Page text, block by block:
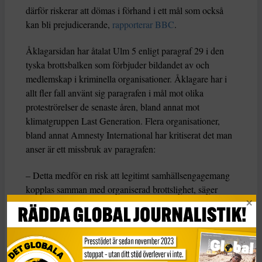
därför riskerar att dömas i förhand i ett mål som också
kan bli prejudicerande, rapporterar BBC.
Åklagarsidan har åtalat Ulm 5 enligt paragraf 29 i den
tyska brottsbalken som förbjuder bildandet av och
medlemskap i kriminella organisationer. Åklagare har i
allt fler fall använt sig paragrafen i mål mot olika
proteströrelser de senaste åren, bland annat mot
klimatgruppen Last Generation. Flera organisationer,
bland annat Amnesty International har kritiserat det man
anser är ett missbruk av paragrafen:
– Detta medför en risk att legitimt samhällsengagemang
kopplas samman med organiserad brottslighet, säger
Paula Zimmermann, talesperson för Amnesty
International Tyskland i ett uttalande till DW.
Betraktas som kriminell organisation